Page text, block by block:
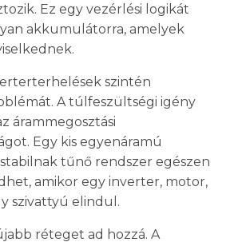
Ez egy vezérlési logikát
akkumulátorra, amelyek
szintén
A túlfeszültségi igény
árammegosztási
Egy kis egyenáramú
tűnő rendszer egészen
amikor egy inverter, motor,
szivattyú elindul.
réteget ad hozzá. A